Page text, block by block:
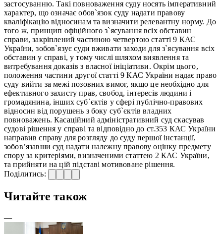
застосуванню. Такі повноваження суду носять імперативний
характер, що означає обов`язок суду надати правову
кваліфікацію відносинам та визначити релевантну норму. До
того ж, принцип офіційного з`ясування всіх обставин
справи, закріплений частиною четвертою статті 9 КАС
України, зобов`язує суди вживати заходи для з`ясування всіх
обставин у справі, у тому числі шляхом виявлення та
витребування доказів з власної ініціативи. Окрім цього,
положення частини другої статті 9 КАС України надає право
суду вийти за межі позовних вимог, якщо це необхідно для
ефективного захисту прав, свобод, інтересів людини і
громадянина, інших суб`єктів у сфері публічно-правових
відносин від порушень з боку суб`єктів владних
повноважень. Касаційний адміністративний суд скасував
судові рішення у справі та відповідно до ст.353 КАС України
направив справу для розгляду до суду першої інстанції,
зобов’язавши суд надати належну правову оцінку предмету
спору за критеріями, визначеними статтею 2 КАС України,
та прийняти на цій підставі мотивоване рішення.
Поділитись:
Читайте також
—